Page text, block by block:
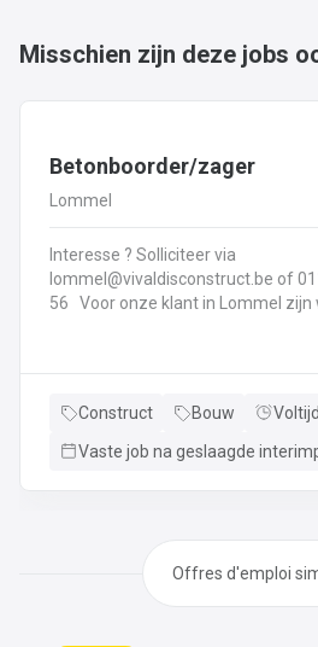
Misschien zijn deze jobs
Betonboorder/zager
Lommel
Interesse ? Solliciteer via
lommel@vivaldisconstruct.be of
56 Voor onze klant in Lommel zijn we op
boor- en zaagwerken van beton en
voegvullingen.Diamantzagen en -
boren,Zagen van van beton,
openingen in betonnen wanden,
Construct Bouw
Vaste job na geslaagde
Offres d'emploi